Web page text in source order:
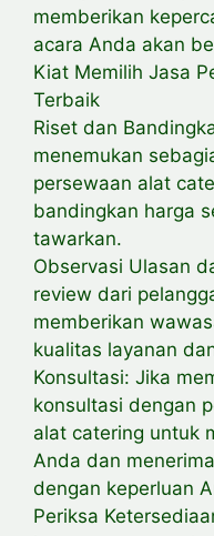
memberikan
acara Anda akan
Kiat Memilih Jasa
Terbaik
Riset dan
menemukan
persewaan alat
bandingkan harga
tawarkan.
Observasi Ulasan
review dari
memberikan
kualitas layanan
Konsultasi: Jika
konsultasi dengan
alat catering untuk
Anda dan
dengan keperluan
Periksa